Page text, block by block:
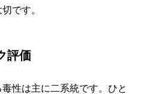
です。
評価
性は主に二系統です。ひと